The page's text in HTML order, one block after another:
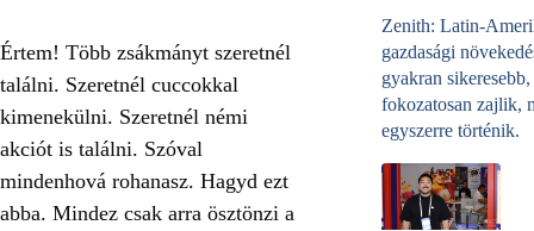
Értem! Több zsákmányt szeretnél
találni. Szeretnél cuccokkal
kimenekülni. Szeretnél némi
akciót is találni. Szóval
mindenhová rohanasz. Hagyd ezt
abba. Mindez csak arra ösztönzi a
Zenith: Latin-
gazdasági
gyakran sikeresebb,
fokozatosan zajlik,
egyszerre történik.